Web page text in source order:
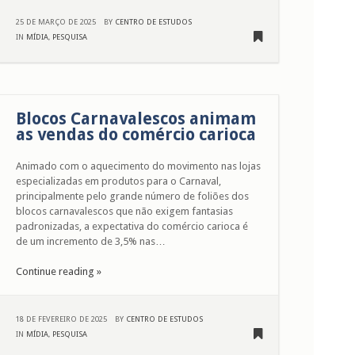
25 DE MARÇO DE 2025 BY CENTRO DE ESTUDOS
IN MÍDIA, PESQUISA
Blocos Carnavalescos animam
as vendas do comércio carioca
Animado com o aquecimento do movimento nas lojas
especializadas em produtos para o Carnaval,
principalmente pelo grande número de foliões dos
blocos carnavalescos que não exigem fantasias
padronizadas, a expectativa do comércio carioca é
de um incremento de 3,5% nas…
Continue reading »
18 DE FEVEREIRO DE 2025 BY CENTRO DE ESTUDOS
IN MÍDIA, PESQUISA